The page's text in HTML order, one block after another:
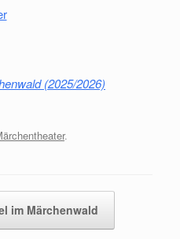
(2025/2026)
.
im Märchenwald